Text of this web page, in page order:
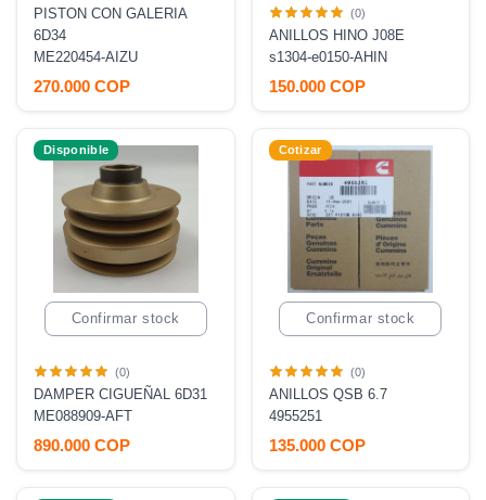
PISTON CON GALERIA
6D34
ME220454-AIZU
270.000 COP
(0)
ANILLOS HINO J08E
s1304-e0150-AHIN
150.000 COP
Confirmar stock
Disponible
(0)
DAMPER CIGUEÑAL 6D31
ME088909-AFT
890.000 COP
Confirmar stock
Cotizar
(0)
ANILLOS QSB 6.7
4955251
135.000 COP